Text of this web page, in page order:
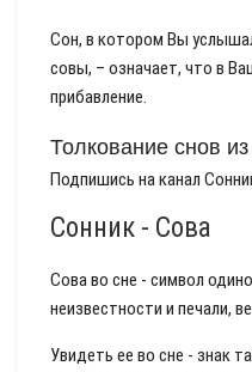
Сон, в котором Вы
совы, – означает, что в
прибавление.
Толкование снов
Подпишись на канал
Сонник - Сова
Сова во сне - символ
неизвестности и печали,
Увидеть ее во сне - знак